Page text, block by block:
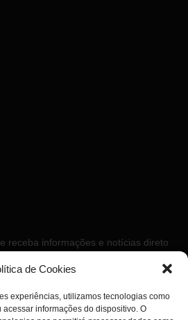
de Cookies
experiências, utilizamos tecnologias como
informações do dispositivo. O
receba informações e notícias direto